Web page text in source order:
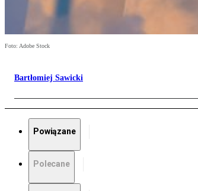
Foto: Adobe Stock
Bartłomiej Sawicki
Powiązane
Polecane